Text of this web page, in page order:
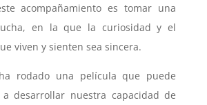
acompañamiento es tomar una
en la que la curiosidad y el
viven y sienten sea sincera.
rodado una película que puede
desarrollar nuestra capacidad de